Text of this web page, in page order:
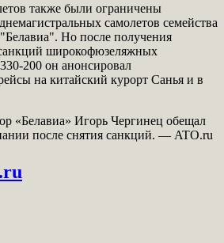
также были ограничены
самолетов семейства
Но после получения
широкофюзеляжных
200 он анонсировал
на китайский курорт Санья и в
«Белавиа» Игорь Чергинец обещал
после снятия санкций. — ATO.ru